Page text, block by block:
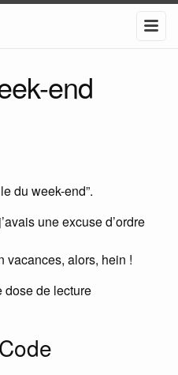
end
du week-end”.
une excuse d’ordre
vacances, alors, hein !
dose de lecture